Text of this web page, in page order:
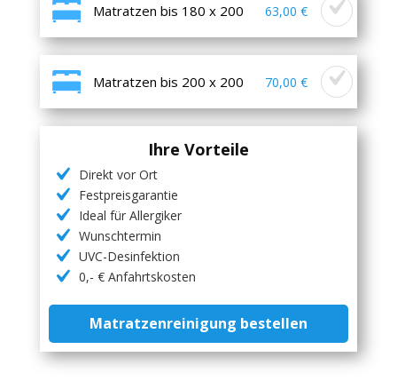
Matratzen bis 180 x 200 63,00 €
Matratzen bis 200 x 200 70,00 €
Ihre Vorteile
Direkt vor Ort
Festpreisgarantie
Ideal für Allergiker
Wunschtermin
UVC-Desinfektion
0,- € Anfahrtskosten
Matratzenreinigung bestellen